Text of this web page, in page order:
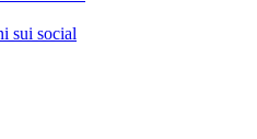
sui social